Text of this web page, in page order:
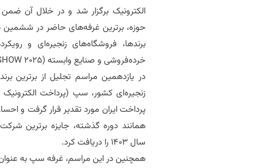
الکترونیک برگزار شد و در خلال آن
حوزه، برترین غرفه‌های حاضر در ششمین
برندها، فروشگاه‌های زنجیره‌ای و
خرده‌فروشی و صنایع وابسته (2025
در یازدهمین مراسم تجلیل از برترین
زنجیره‌ای کشور، سپ (پرداخت
پرداخت ایران مورد تقدیر قرار گرفت و
همانند دوره گذشته، جایزه برترین
سال 1403 را دریافت کرد.
همچنین در این مراسم، غرفه سپ به